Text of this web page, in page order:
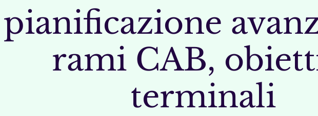
pianificazione
rami CAB,
terminali